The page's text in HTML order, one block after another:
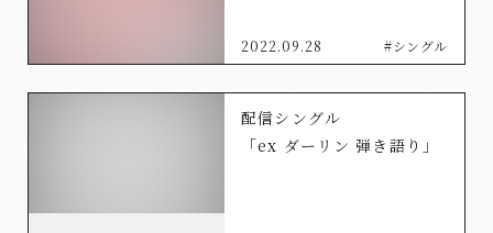
2022.09.28 #シングル
配信シングル
「ex ダーリン 弾き語り」